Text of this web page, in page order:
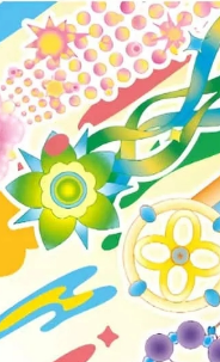
プライバシ−ポ